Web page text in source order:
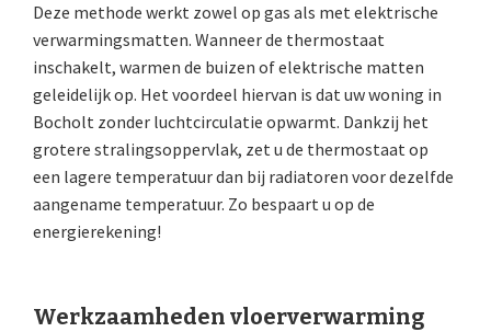
Deze methode werkt zowel op gas als met elektrische
verwarmingsmatten. Wanneer de thermostaat
inschakelt, warmen de buizen of elektrische matten
geleidelijk op. Het voordeel hiervan is dat uw woning in
Bocholt zonder luchtcirculatie opwarmt. Dankzij het
grotere stralingsoppervlak, zet u de thermostaat op
een lagere temperatuur dan bij radiatoren voor dezelfde
aangename temperatuur. Zo bespaart u op de
energierekening!
Werkzaamheden vloerverwarming